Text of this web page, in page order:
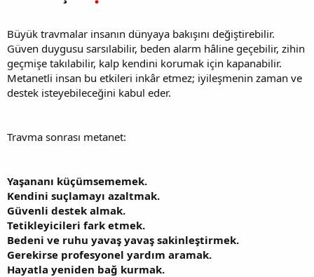
Büyük travmalar insanın dünyaya bakışını değiştirebilir.
Güven duygusu sarsılabilir, beden alarm hâline geçebilir, zihin
geçmişe takılabilir, kalp kendini korumak için kapanabilir.
Metanetli insan bu etkileri inkâr etmez; iyileşmenin zaman ve
destek isteyebileceğini kabul eder.
Travma sonrası metanet:
Yaşananı küçümsememek.
Kendini suçlamayı azaltmak.
Güvenli destek almak.
Tetikleyicileri fark etmek.
Bedeni ve ruhu yavaş yavaş sakinleştirmek.
Gerekirse profesyonel yardım aramak.
Hayatla yeniden bağ kurmak.